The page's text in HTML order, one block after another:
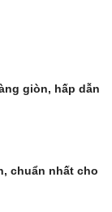
giòn, hấp dẫn
chuẩn nhất cho